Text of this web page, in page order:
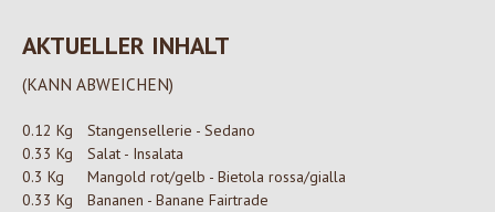
AKTUELLER INHALT
(KANN ABWEICHEN)
0.12 Kg
Stangensellerie - Sedano
0.33 Kg
Salat - Insalata
0.3 Kg
Mangold rot/gelb - Bietola rossa/gialla
0.33 Kg
Bananen - Banane Fairtrade